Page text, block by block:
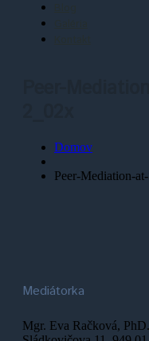
Domov
Peer-Mediation-
Mediátorka
Mgr. Eva Račková, PhD.